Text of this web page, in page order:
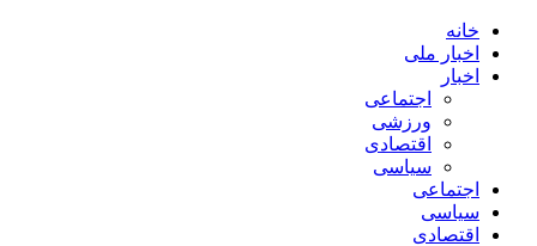
خانه
اخبار ملی
اخبار
اجتماعی
ورزشی
اقتصادی
سیاسی
اجتماعی
سیاسی
اقتصادی